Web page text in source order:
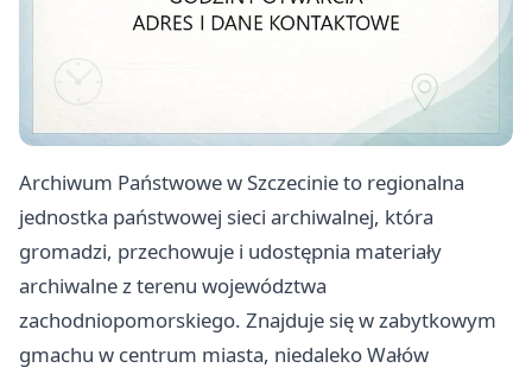
Archiwum Państwowe w Szczecinie to regionalna
jednostka państwowej sieci archiwalnej, która
gromadzi, przechowuje i udostępnia materiały
archiwalne z terenu województwa
zachodniopomorskiego. Znajduje się w zabytkowym
gmachu w centrum miasta, niedaleko Wałów